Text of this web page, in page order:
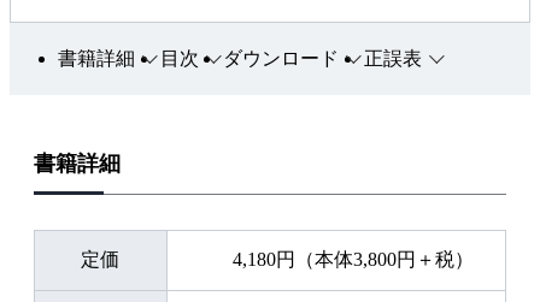
書籍詳細 目次 ダウンロード 正誤表
書籍詳細
定価 4,180円（本体3,800円＋税）